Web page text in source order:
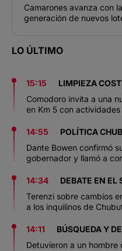
Camarones avanza con
generación de nuevos
LO ÚLTIMO
15:15
LIMPIEZA
Comodoro invita a una
en Km 5 con
14:55
POLÍTICA
Dante Bowen confirmó
gobernador y llamó a
14:34
DEBATE EN EL
Terenzi sobre cambios
a los inquilinos de
14:11
BÚSQUEDA Y
Detuvieron a un